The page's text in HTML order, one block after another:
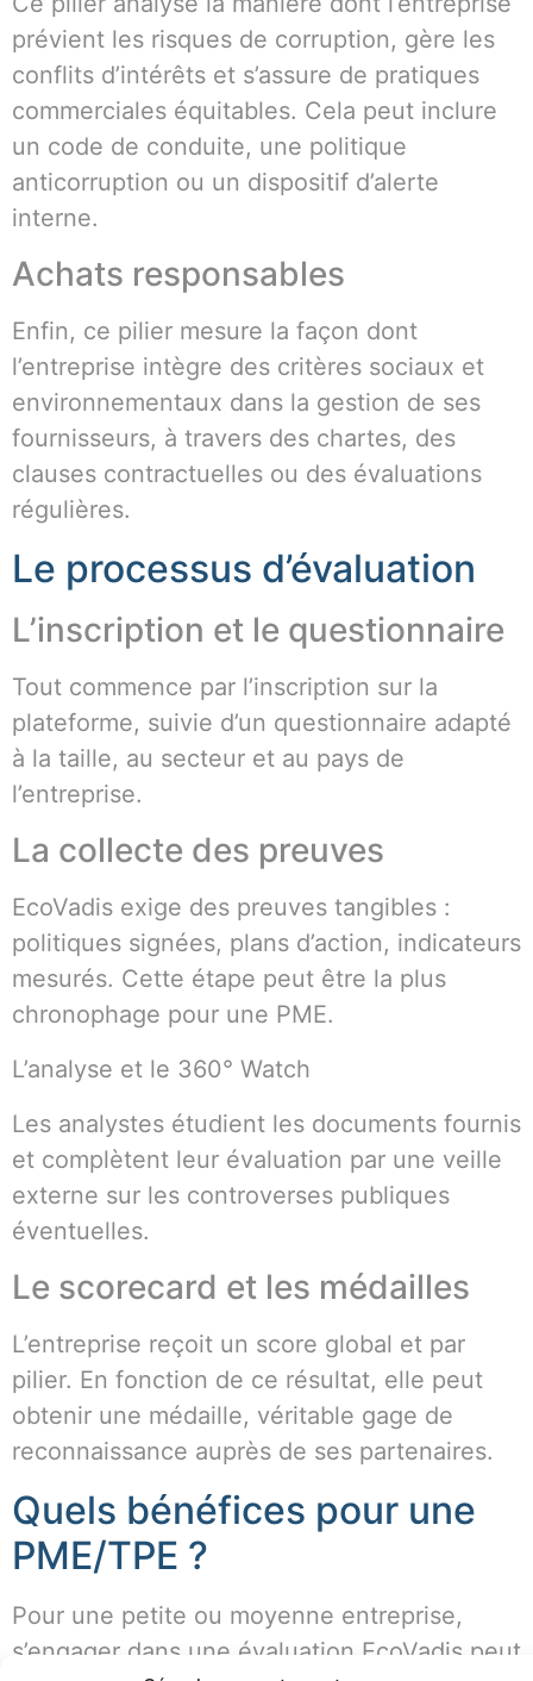
prévient les risques de corruption, gère les
conflits d’intérêts et s’assure de pratiques
commerciales équitables. Cela peut inclure
un code de conduite, une politique
anticorruption ou un dispositif d’alerte
interne.
Achats responsables
Enfin, ce pilier mesure la façon dont
l’entreprise intègre des critères sociaux et
environnementaux dans la gestion de ses
fournisseurs, à travers des chartes, des
clauses contractuelles ou des évaluations
régulières.
Le processus d’évaluation
L’inscription et le questionnaire
Tout commence par l’inscription sur la
plateforme, suivie d’un questionnaire adapté
à la taille, au secteur et au pays de
l’entreprise.
La collecte des preuves
EcoVadis exige des preuves tangibles :
politiques signées, plans d’action, indicateurs
mesurés. Cette étape peut être la plus
chronophage pour une PME.
L’analyse et le 360° Watch
Les analystes étudient les documents fournis
et complètent leur évaluation par une veille
externe sur les controverses publiques
éventuelles.
Le scorecard et les médailles
L’entreprise reçoit un score global et par
pilier. En fonction de ce résultat, elle peut
obtenir une médaille, véritable gage de
reconnaissance auprès de ses partenaires.
Quels bénéfices pour une
PME/TPE ?
Pour une petite ou moyenne entreprise,
s’engager dans une évaluation EcoVadis peut